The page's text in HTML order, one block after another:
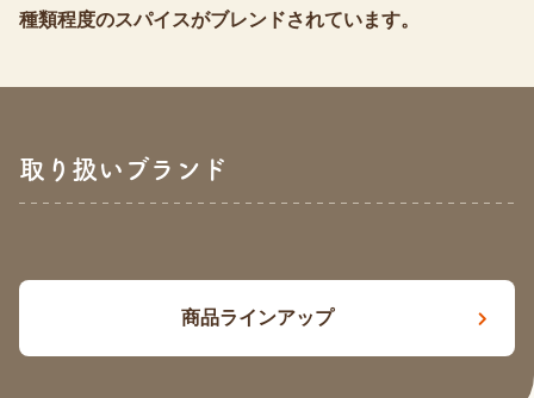
種類程度のスパイスがブレンドされています。
取り扱いブランド
商品ラインアップ